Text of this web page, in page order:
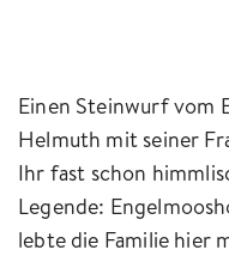
Einen Steinwurf vom
Helmuth mit seiner
Ihr fast schon
Legende:
lebte die Familie hier